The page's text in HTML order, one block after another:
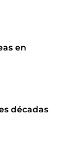
en
décadas